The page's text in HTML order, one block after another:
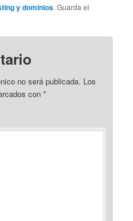
y dominios. Guarda el
no será publicada. Los
con*